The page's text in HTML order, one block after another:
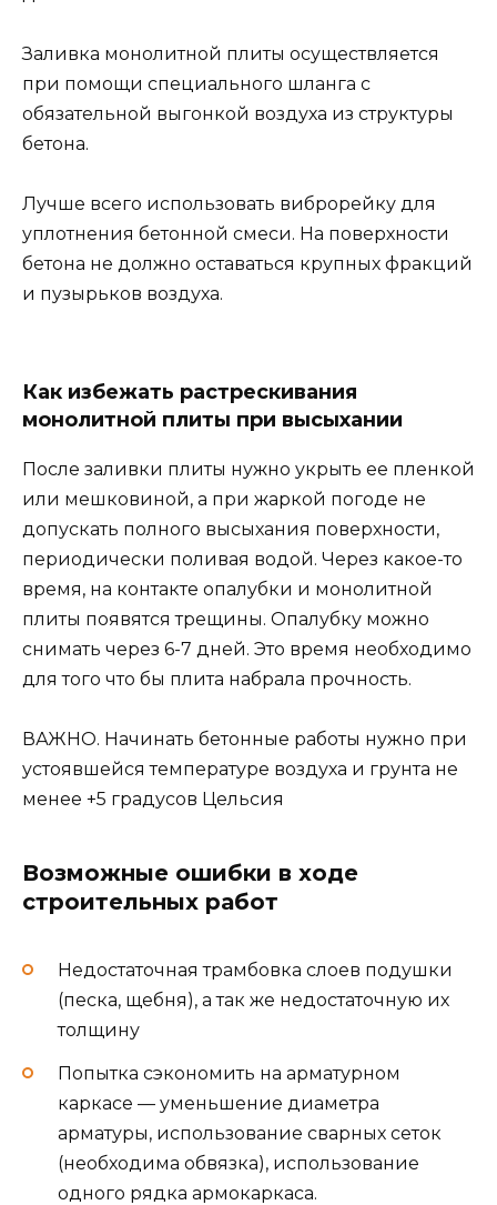
Заливка монолитной плиты осуществляется
при помощи специального шланга с
обязательной выгонкой воздуха из структуры
бетона.
Лучше всего использовать виброрейку для
уплотнения бетонной смеси. На поверхности
бетона не должно оставаться крупных фракций
и пузырьков воздуха.
Как избежать растрескивания
монолитной плиты при высыхании
После заливки плиты нужно укрыть ее пленкой
или мешковиной, а при жаркой погоде не
допускать полного высыхания поверхности,
периодически поливая водой. Через какое-то
время, на контакте опалубки и монолитной
плиты появятся трещины. Опалубку можно
снимать через 6-7 дней. Это время необходимо
для того что бы плита набрала прочность.
ВАЖНО. Начинать бетонные работы нужно при
устоявшейся температуре воздуха и грунта не
менее +5 градусов Цельсия
Возможные ошибки в ходе
строительных работ
Недостаточная трамбовка слоев подушки
(песка, щебня), а так же недостаточную их
толщину
Попытка сэкономить на арматурном
каркасе — уменьшение диаметра
арматуры, использование сварных сеток
(необходима обвязка), использование
одного рядка армокаркаса.